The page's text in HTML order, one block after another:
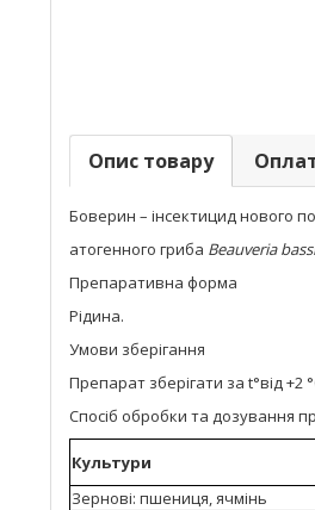
Опис товару
Боверин – інсектицид нового
атогенного гриба Beauveria
Препаративна форма
Рідина.
Умови зберігання
Препарат зберігати за t°від +2
Спосіб обробки та дозування
Культури
Зернові: пшениця, ячмінь